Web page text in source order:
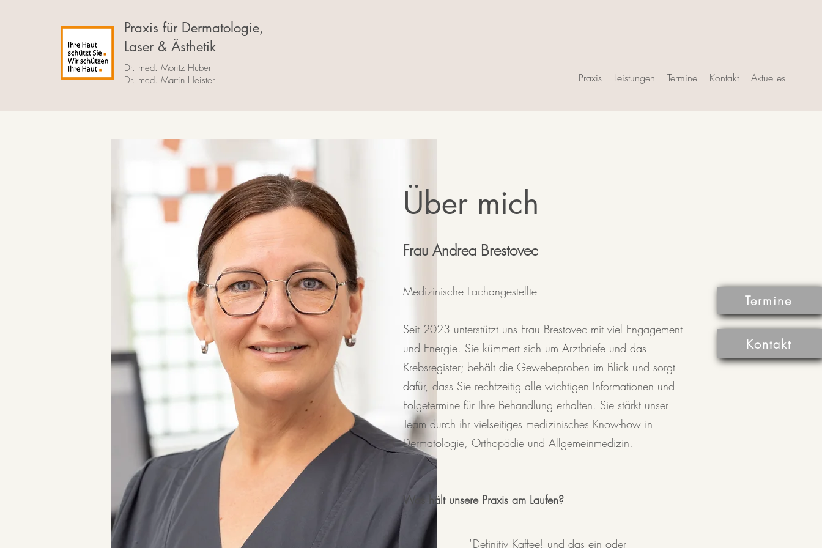
Praxis für Dermatologie,
Laser & Ästhetik
Dr. med. Moritz Huber
Dr. med. Martin Heister
Praxis Leistungen Termine Kontakt Aktuelles
Termine
Kontakt
Über mich
Frau Andrea Brestovec
​Medizinische Fachangestellte
Seit 2023 unterstützt uns Frau Brestovec mit viel Engagement
und Energie. Sie kümmert sich um Arztbriefe und das
Krebsregister; behält die Gewebeproben im Blick und sorgt
dafür, dass Sie rechtzeitig alle wichtigen Informationen und
Folgetermine für Ihre Behandlung erhalten. Sie stärkt unser
Team durch ihr vielseitiges medizinisches Know-how in
Dermatologie, Orthopädie und Allgemeinmedizin.​​
Was hält unsere Praxis am Laufen?
"Definitiv Kaffee! und das ein oder